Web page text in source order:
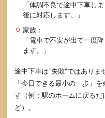
「体調不良で途中下車し
後に対応します。」
家族：
「電車で不安が出て一度
ます。」
途中下車は“失敗”ではありま
「今日できる最小の一歩」
す（例：駅のホームに戻る
ど）。